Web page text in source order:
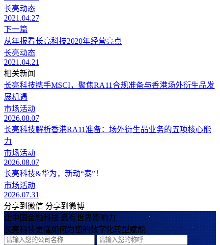
长亮动态
2021.04.27
下一篇
从年报看长亮科技2020年经营亮点
长亮动态
2021.04.21
相关新闻
长亮科技携手MSCI，聚焦RA11合规准备与香港场外衍生品发
展机遇
市场活动
2026.08.07
长亮科技解析香港RA11准备：场外衍生品业务的五项核心能
力
市场活动
2026.08.07
长亮科技&华为，新动“泰”！
市场活动
2026.07.31
分享到微信 分享到微博
让中国金融科技 具有世界影响力
长亮科技更懂如何为您的数字化转型赋能